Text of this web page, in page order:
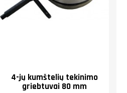
4-jų kumštelių tekinimo
griebtuvai 80 mm